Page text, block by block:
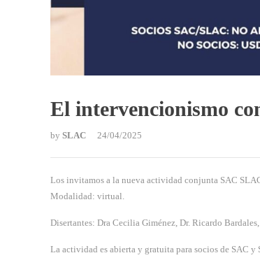
El intervencionismo
by SLAC 24/04/2025
Los invitamos a la nueva actividad conjunta SAC
Modalidad: virtual.
Disertantes: Dra Cecilia Giménez, Dr. Ricardo
La actividad es abierta y gratuita para socios de SAC y